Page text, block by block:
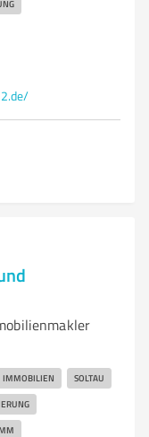
IMMOBILIEN SOLTAU